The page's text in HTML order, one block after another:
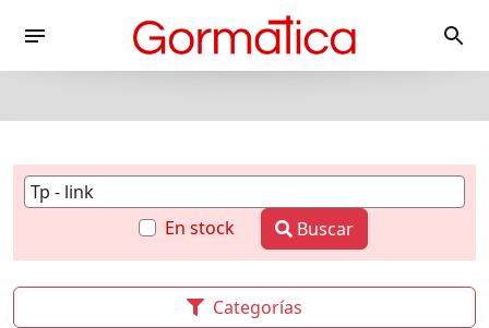
En stock Buscar
Categorías